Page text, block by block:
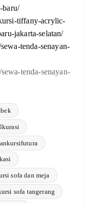
baru/
tiffany-acrylic-
jakarta-selatan/
tenda-senayan-
tenda-senayan-
sofa dan meja
sofa tangerang